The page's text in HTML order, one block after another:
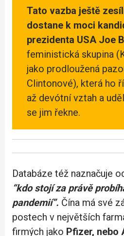
Tato vazba ještě
dostane k moci
prezidenta USA Joe
feministická skupina
jako prodloužená
Clintonové), která ho
až devótní vztah a
se jim řekne.
Databáze též naznačuje
“kdo stojí za právě
pandemií”. Čína má své
postech v největších
firmých jako Pfizer, nebo